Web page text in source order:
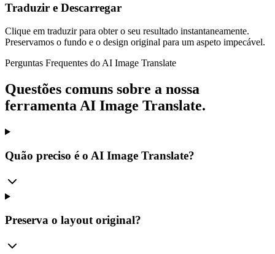
Traduzir e Descarregar
Clique em traduzir para obter o seu resultado instantaneamente.
Preservamos o fundo e o design original para um aspeto impecável.
Perguntas Frequentes do AI Image Translate
Questões comuns sobre a nossa
ferramenta AI Image Translate.
Quão preciso é o AI Image Translate?
Preserva o layout original?